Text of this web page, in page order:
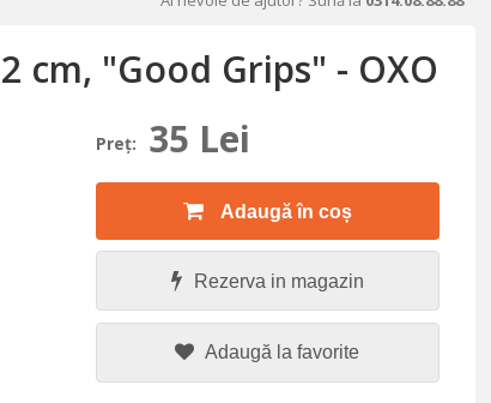
cm, "Good Grips" - OXO
Preţ: 35 Lei
Adaugă în coș
Rezerva in magazin
Adaugă la favorite